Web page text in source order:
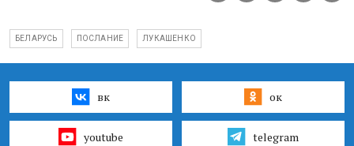
БЕЛАРУСЬ ПОСЛАНИЕ ЛУКАШЕНКО
вк ок
youtube telegram